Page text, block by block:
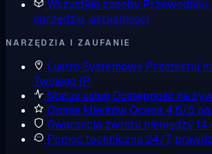
Wszystkie zasoby
narzędzia, aktualności
NARZĘDZIA I ZAUFANIE
Lustro Systemowe Przetestuj
Twojego IP
Status usług Dostępność na
Opinie klientówOcena 4,6/5
Gwarancja zwrotu pieniędzy14
Pomoc techniczna 24/7,